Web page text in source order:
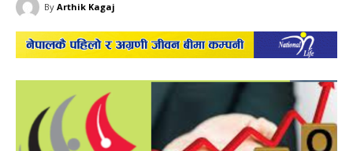
By Arthik Kagaj